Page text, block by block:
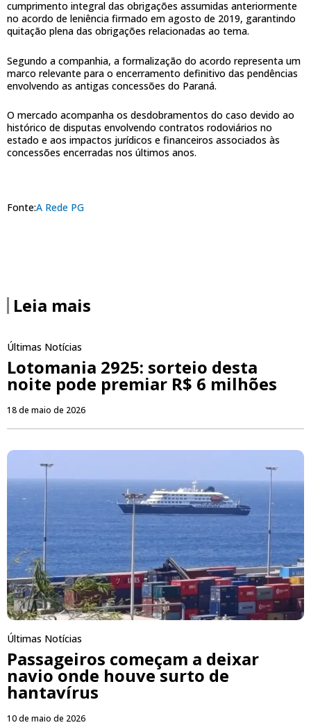
cumprimento integral das obrigações assumidas anteriormente
no acordo de leniência firmado em agosto de 2019, garantindo
quitação plena das obrigações relacionadas ao tema.
Segundo a companhia, a formalização do acordo representa um
marco relevante para o encerramento definitivo das pendências
envolvendo as antigas concessões do Paraná.
O mercado acompanha os desdobramentos do caso devido ao
histórico de disputas envolvendo contratos rodoviários no
estado e aos impactos jurídicos e financeiros associados às
concessões encerradas nos últimos anos.
Fonte:A Rede PG
Leia mais
Últimas Notícias
Lotomania 2925: sorteio desta
noite pode premiar R$ 6 milhões
18 de maio de 2026
Últimas Notícias
Passageiros começam a deixar
navio onde houve surto de
hantavírus
10 de maio de 2026